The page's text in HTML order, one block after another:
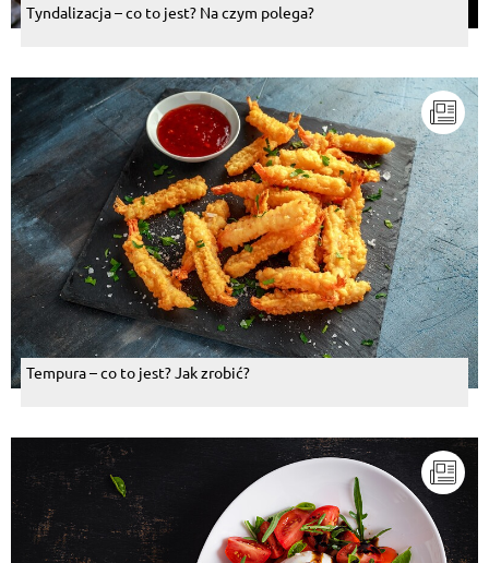
Tyndalizacja – co to jest? Na czym polega?
Tempura – co to jest? Jak zrobić?